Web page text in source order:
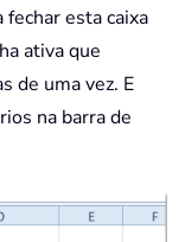
fechar esta caixa
ativa que
de uma vez. E
na barra de